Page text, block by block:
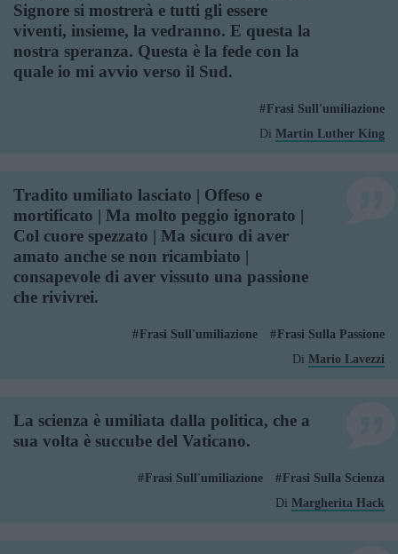
Signore si mostrerà e tutti gli essere
viventi, insieme, la vedranno. E questa la
nostra speranza. Questa è la fede con la
quale io mi avvio verso il Sud.
Frasi Sull'umiliazione
Di Martin Luther King
Tradito umiliato lasciato | Offeso e
mortificato | Ma molto peggio ignorato |
Col cuore spezzato | Ma sicuro di aver
amato anche se non ricambiato |
consapevole di aver vissuto una passione
che rivivrei.
Frasi Sull'umiliazione
Frasi Sulla Passione
Di Mario Lavezzi
La scienza è umiliata dalla politica, che a
sua volta è succube del Vaticano.
Frasi Sull'umiliazione
Frasi Sulla Scienza
Di Margherita Hack